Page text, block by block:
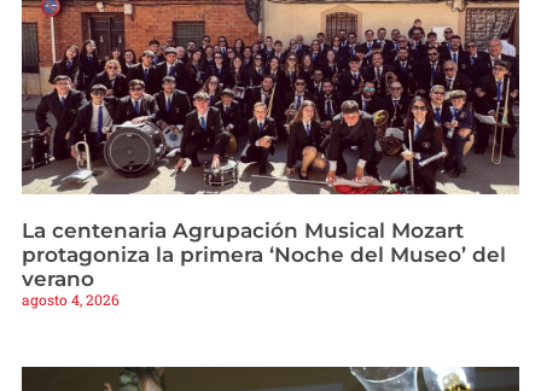
La centenaria Agrupación Musical Mozart
protagoniza la primera ‘Noche del Museo’ del
verano
agosto 4, 2026